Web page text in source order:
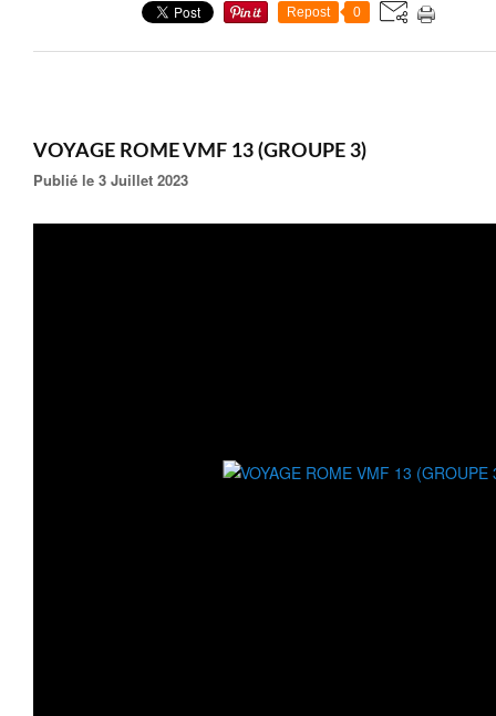
Repost 0
VOYAGE ROME VMF 13 (GROUPE 3)
Publié le 3 Juillet 2023